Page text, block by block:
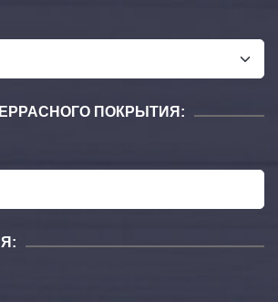
ПОКРЫТИЯ: